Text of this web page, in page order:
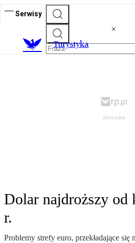
Serwisy
Turystyka
Dolar najdroższy od
r.
Problemy strefy euro, przekładające się